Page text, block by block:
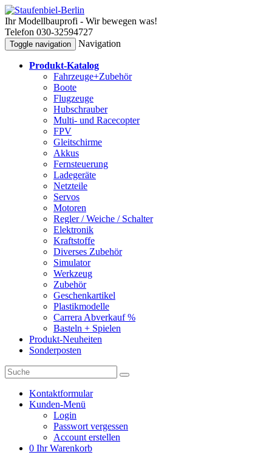
Ihr Modellbauprofi - Wir bewegen was!
Telefon 030-32594727
Toggle navigation Navigation
Produkt-Katalog
Fahrzeuge+Zubehör
Boote
Flugzeuge
Hubschrauber
Multi- und Racecopter
FPV
Gleitschirme
Akkus
Fernsteuerung
Ladegeräte
Netzteile
Servos
Motoren
Regler / Weiche / Schalter
Elektronik
Kraftstoffe
Diverses Zubehör
Simulator
Werkzeug
Zubehör
Geschenkartikel
Plastikmodelle
Carrera Abverkauf %
Basteln + Spielen
Produkt-Neuheiten
Sonderposten
Kontaktformular
Kunden-Menü
Login
Passwort vergessen
Account erstellen
0 Ihr Warenkorb